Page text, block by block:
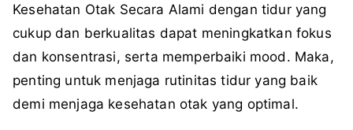
Kesehatan Otak Secara Alami dengan tidur yang
cukup dan berkualitas dapat meningkatkan fokus
dan konsentrasi, serta memperbaiki mood. Maka,
penting untuk menjaga rutinitas tidur yang baik
demi menjaga kesehatan otak yang optimal.